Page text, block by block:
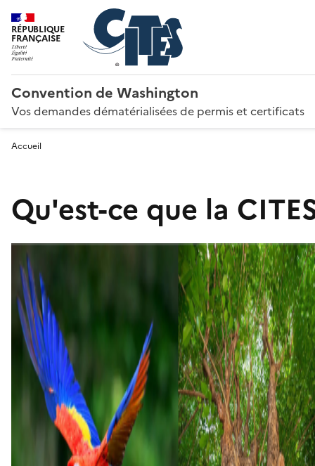
RÉPUBLIQUE
FRANÇAISE
Convention de Washington
Vos demandes dématérialisées de permis et certificats
Accueil
Qu'est-ce que la